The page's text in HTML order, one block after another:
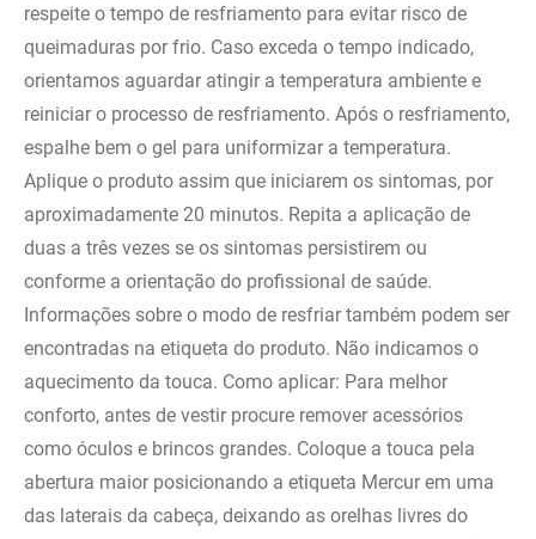
respeite o tempo de resfriamento para evitar risco de
queimaduras por frio. Caso exceda o tempo indicado,
orientamos aguardar atingir a temperatura ambiente e
reiniciar o processo de resfriamento. Após o resfriamento,
espalhe bem o gel para uniformizar a temperatura.
Aplique o produto assim que iniciarem os sintomas, por
aproximadamente 20 minutos. Repita a aplicação de
duas a três vezes se os sintomas persistirem ou
conforme a orientação do profissional de saúde.
Informações sobre o modo de resfriar também podem ser
encontradas na etiqueta do produto. Não indicamos o
aquecimento da touca. Como aplicar: Para melhor
conforto, antes de vestir procure remover acessórios
como óculos e brincos grandes. Coloque a touca pela
abertura maior posicionando a etiqueta Mercur em uma
das laterais da cabeça, deixando as orelhas livres do